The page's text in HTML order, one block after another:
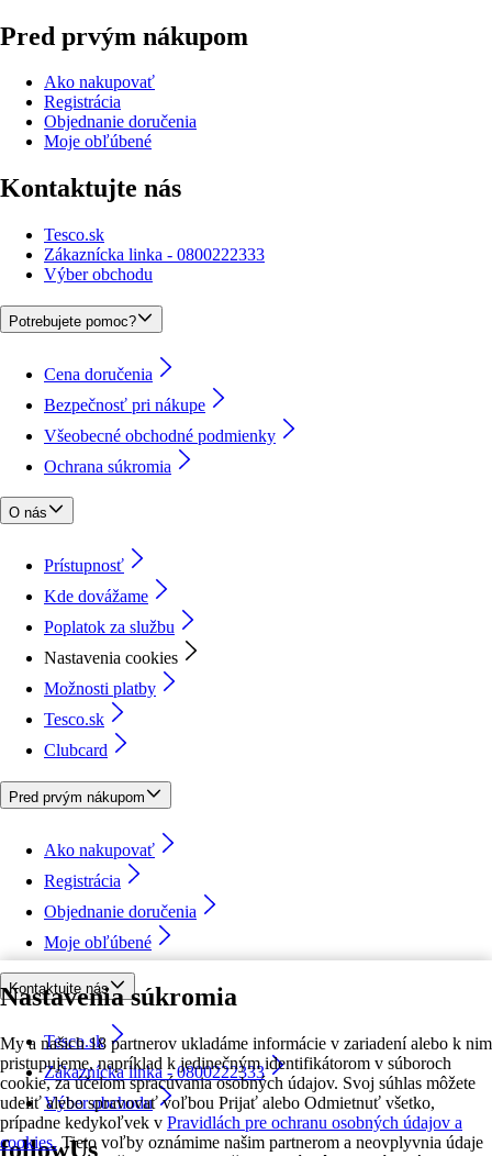
Nastavenia súkromia
My a našich 18 partnerov ukladáme informácie v zariadení alebo k nim
pristupujeme, napríklad k jedinečným identifikátorom v súboroch
cookie, za účelom spracúvania osobných údajov. Svoj súhlas môžete
udeliť alebo spravovať voľbou Prijať alebo Odmietnuť všetko,
prípadne kedykoľvek v Pravidlách pre ochranu osobných údajov a
cookies. Tieto voľby oznámime našim partnerom a neovplyvnia údaje
Pred prvým nákupom
Ako nakupovať
Registrácia
Objednanie doručenia
Moje obľúbené
Kontaktujte nás
Tesco.sk
Zákaznícka linka - 0800222333
Výber obchodu
Potrebujete pomoc?
Cena doručenia
Bezpečnosť pri nákupe
Všeobecné obchodné podmienky
Ochrana súkromia
O nás
Prístupnosť
Kde dovážame
Poplatok za službu
Nastavenia cookies
Možnosti platby
Tesco.sk
Clubcard
Pred prvým nákupom
Ako nakupovať
Registrácia
Objednanie doručenia
Moje obľúbené
Kontaktujte nás
Tesco.sk
Zákaznícka linka - 0800222333
Výber obchodu
followUs